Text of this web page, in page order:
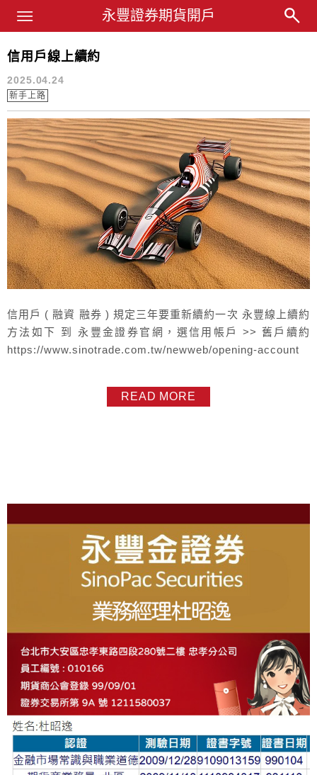
永豐業務經理杜昭逸Blog
永豐證券期貨開戶
Main Menu
信用戶
信用戶線上續約
2025.04.24
新手上路
信用戶 ( 融資 融券 ) 規定三年要重新續約一次 永豐線上續約
方法如下 到 永豐金證券官網，選信用帳戶 >> 舊戶續約
https://www.sinotrade.com.tw/newweb/opening-account
READ MORE